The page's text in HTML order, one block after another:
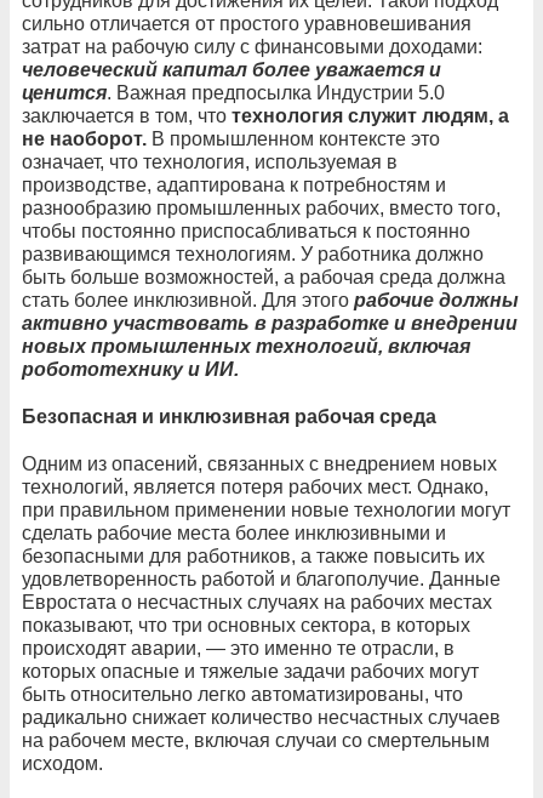
сильно отличается от простого уравновешивания
затрат на рабочую силу с финансовыми доходами:
человеческий капитал более уважается и
ценится. Важная предпосылка Индустрии 5.0
заключается в том, что технология служит людям, а
не наоборот. В промышленном контексте это
означает, что технология, используемая в
производстве, адаптирована к потребностям и
разнообразию промышленных рабочих, вместо того,
чтобы постоянно приспосабливаться к постоянно
развивающимся технологиям. У работника должно
быть больше возможностей, а рабочая среда должна
стать более инклюзивной. Для этого рабочие должны
активно участвовать в разработке и внедрении
новых промышленных технологий, включая
робототехнику и ИИ.
Безопасная и инклюзивная рабочая среда
Одним из опасений, связанных с внедрением новых
технологий, является потеря рабочих мест. Однако,
при правильном применении новые технологии могут
сделать рабочие места более инклюзивными и
безопасными для работников, а также повысить их
удовлетворенность работой и благополучие. Данные
Евростата о несчастных случаях на рабочих местах
показывают, что три основных сектора, в которых
происходят аварии, — это именно те отрасли, в
которых опасные и тяжелые задачи рабочих могут
быть относительно легко автоматизированы, что
радикально снижает количество несчастных случаев
на рабочем месте, включая случаи со смертельным
исходом.